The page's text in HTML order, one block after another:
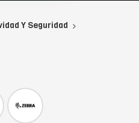
Y Seguridad